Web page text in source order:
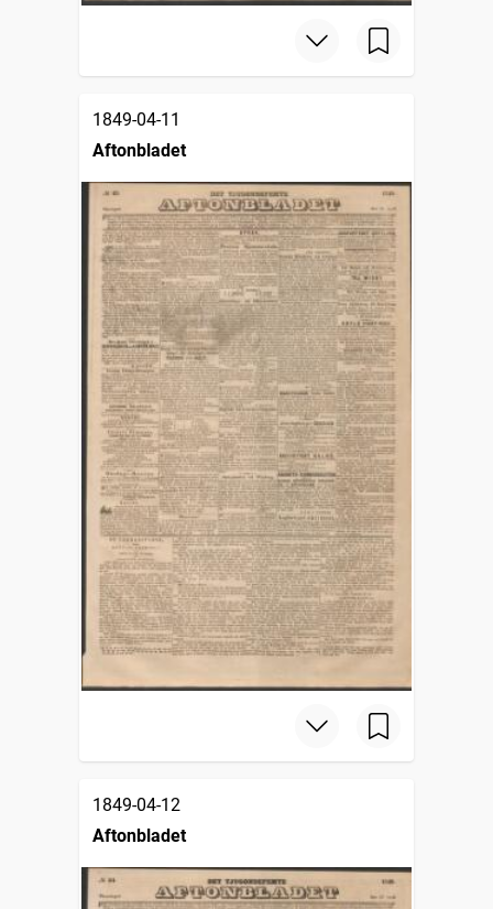
1849-04-11
Aftonbladet
1849-04-12
Aftonbladet